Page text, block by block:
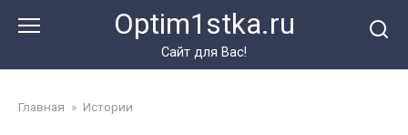
Optim1stka.ru
Сайт для Вас!
Главная » Истории